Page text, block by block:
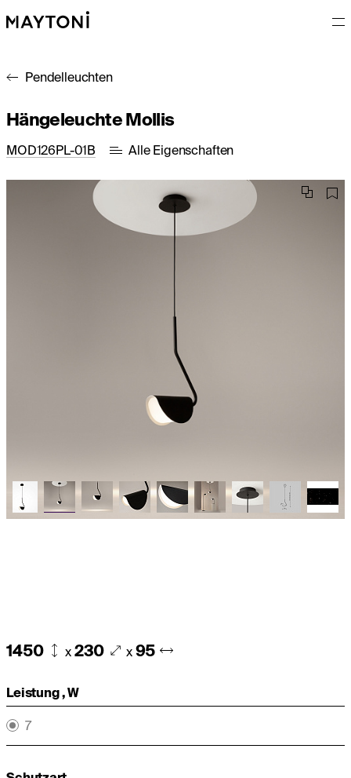
Pendelleuchten
Hängeleuchte Mollis
MOD126PL-01B Alle Eigenschaften
1450 x 230 x 95
Leistung , W
7